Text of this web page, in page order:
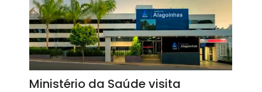
Ministério da Saúde visita